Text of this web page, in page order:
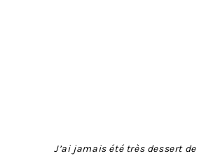
J’ai jamais été très dessert